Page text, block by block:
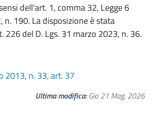
dell'art. 1, comma 32, Legge 6
n. 190. La disposizione è stata
226 del D. Lgs. 31 marzo 2023, n. 36.
2013, n. 33, art. 37
Ultima modifica Gio 21 Mag, 2026